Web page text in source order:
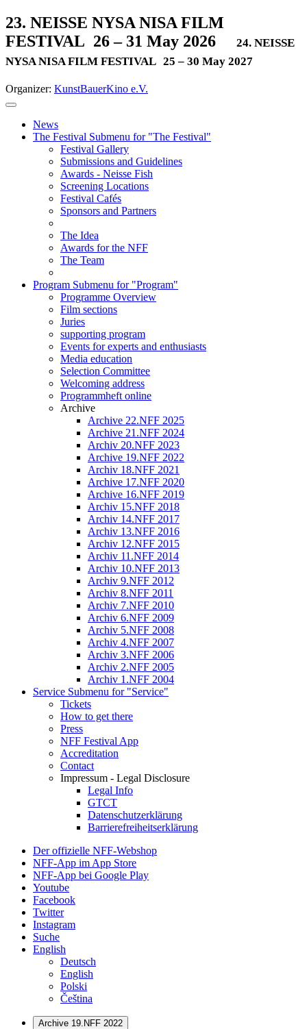
23. NEISSE NYSA NISA FILM
FESTIVAL 26 – 31 May 2026
24. NEISSE
NYSA NISA FILM FESTIVAL 25 – 30 May 2027
Organizer: KunstBauerKino e.V.
News
The Festival Submenu for "The Festival"
Festival Gallery
Submissions and Guidelines
Awards - Neisse Fish
Screening Locations
Festival Cafés
Sponsors and Partners
The Idea
Awards for the NFF
The Team
Program Submenu for "Program"
Programme Overview
Film sections
Juries
supporting program
Events for experts and enthusiasts
Media education
Selection Committee
Welcoming address
Programmheft online
Archive
Archive 22.NFF 2025
Archive 21.NFF 2024
Archiv 20.NFF 2023
Archive 19.NFF 2022
Archiv 18.NFF 2021
Archive 17.NFF 2020
Archive 16.NFF 2019
Archiv 15.NFF 2018
Archiv 14.NFF 2017
Archiv 13.NFF 2016
Archiv 12.NFF 2015
Archiv 11.NFF 2014
Archiv 10.NFF 2013
Archiv 9.NFF 2012
Archiv 8.NFF 2011
Archiv 7.NFF 2010
Archiv 6.NFF 2009
Archiv 5.NFF 2008
Archiv 4.NFF 2007
Archiv 3.NFF 2006
Archiv 2.NFF 2005
Archiv 1.NFF 2004
Service Submenu for "Service"
Tickets
How to get there
Press
NFF Festival App
Accreditation
Contact
Impressum - Legal Disclosure
Legal Info
GTCT
Datenschutzerklärung
Barrierefreiheitserklärung
Der offizielle NFF-Webshop
NFF-App im App Store
NFF-App bei Google Play
Youtube
Facebook
Twitter
Instagram
Suche
English
Deutsch
English
Polski
Čeština
Archive 19.NFF 2022